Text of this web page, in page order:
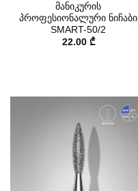
მანიკურის
პროფესიონალური ნიჩაბი
SMART-50/2
22.00 ₾